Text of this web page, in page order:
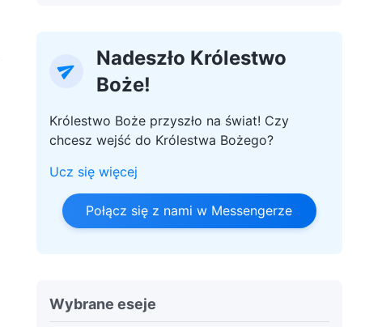
Nadeszło Królestwo
Boże!
Królestwo Boże przyszło na świat! Czy
chcesz wejść do Królestwa Bożego?
Ucz się więcej
Połącz się z nami w Messengerze
Wybrane eseje